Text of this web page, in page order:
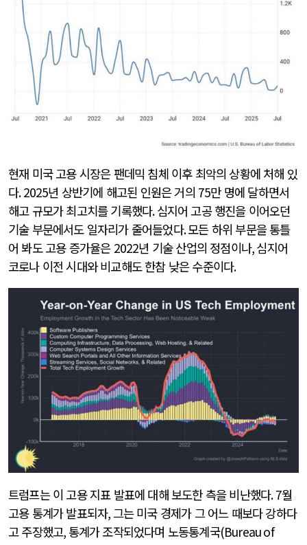
현재 미국 고용 시장은 팬데믹 침체 이후 최악의 상황에 처해 있
다. 2025년 상반기에 해고된 인원은 거의 75만 명에 달하면서
해고 규모가 최고치를 기록했다.심지어 고공 행진을 이어오던
기술 부문에서도 일자리가 줄어들었다.모든 하위 부문을 통틀
어 봐도 고용 증가율은 2022년 기술 산업의 정점이나,심지어
코로나 이전 시대와 비교해도 한참 낮은 수준이다.
트럼프는 이 고용 지표 발표에 대해 보도한 측을 비난했다. 7월
고용 통계가 발표되자,그는 미국 경제가 그 어느 때보다 강하다
고 주장했고, 통계가 조작되었다며 노동통계국(Bureau of